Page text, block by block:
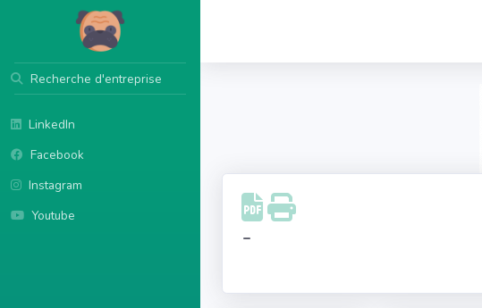
Recherche d'entreprise
LinkedIn
Facebook
Instagram
Youtube
-